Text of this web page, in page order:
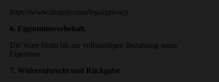
https://www.shopify.com/legal/privacy
6. Eigentumsvorbehalt
Die Ware bleibt bis zur vollständigen Bezahlung unser
Eigentum.
7. Widerrufsrecht und Rückgabe